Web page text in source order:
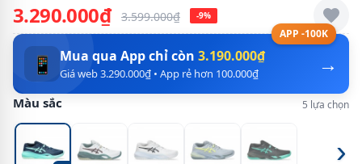
3.290.000₫ 3.599.000₫ -9%
APP -100K
→
📱 Mua qua App chỉ còn 3.190.000₫
Giá web 3.290.000₫ • App rẻ hơn 100.000₫
Màu sắc 5 lựa chọn
›